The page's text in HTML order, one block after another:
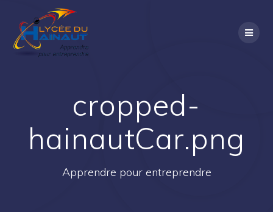
cropped-
hainautCar.png
Apprendre pour entreprendre